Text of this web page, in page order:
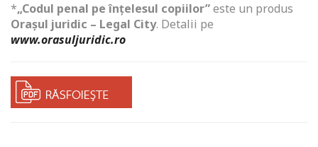
*„Codul penal pe înțelesul copiilor”este un produs
Orașul juridic – Legal City. Detalii pe
www.orasuljuridic.ro